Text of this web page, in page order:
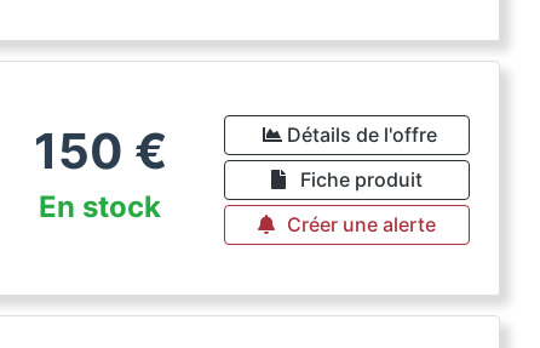
150 €
En stock
Détails de l'offre
Fiche produit
Créer une alerte